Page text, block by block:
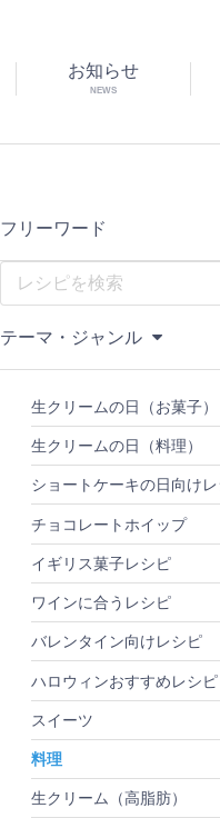
お知らせ
NEWS
フリーワード
テーマ・ジャンル
生クリームの日（お菓子）
生クリームの日（料理）
ショートケーキの日向け
チョコレートホイップ
イギリス菓子レシピ
ワインに合うレシピ
バレンタイン向けレシピ
ハロウィンおすすめレシピ
スイーツ
料理
生クリーム（高脂肪）